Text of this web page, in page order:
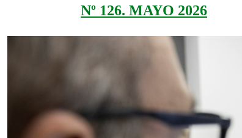
Nº 126. MAYO 2026